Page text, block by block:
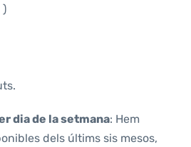
)
dia de la setmana: Hem
dels últims sis mesos,